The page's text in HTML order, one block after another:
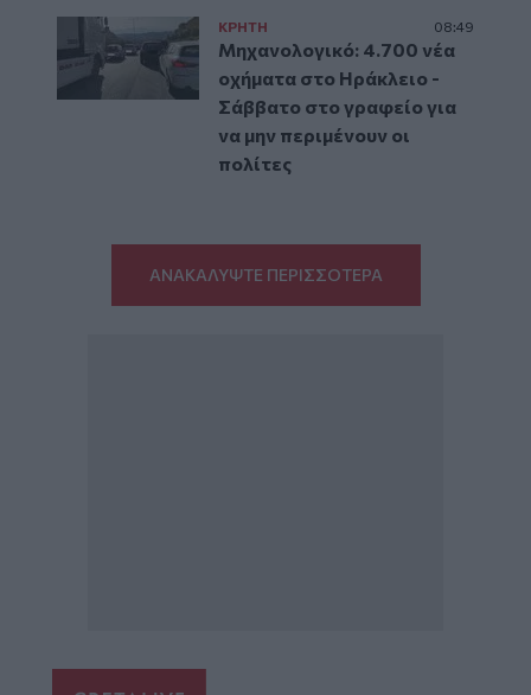
ΚΡΗΤΗ 08:49
Μηχανολογικό: 4.700 νέα
οχήματα στο Ηράκλειο -
Σάββατο στο γραφείο για
να μην περιμένουν οι
πολίτες
ΑΝΑΚΑΛΥΨΤΕ ΠΕΡΙΣΣΟΤΕΡΑ